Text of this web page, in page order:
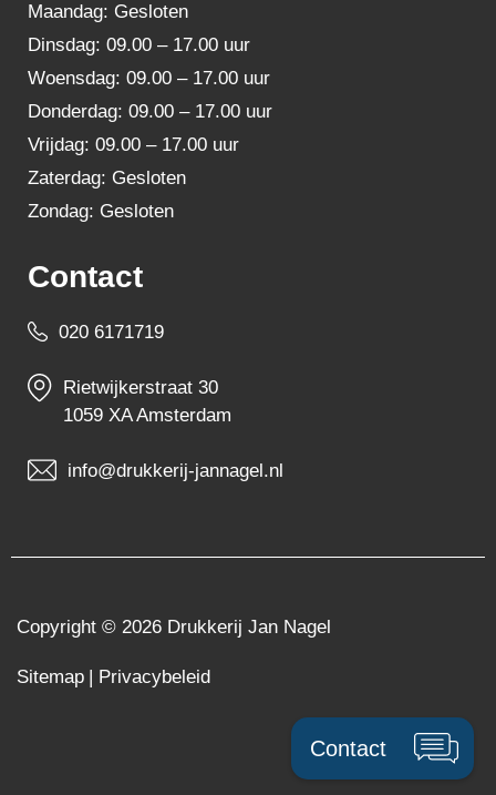
Contact
Maandag: Gesloten
Dinsdag: 09.00 – 17.00 uur
Woensdag: 09.00 – 17.00 uur
Donderdag: 09.00 – 17.00 uur
Vrijdag: 09.00 – 17.00 uur
Zaterdag: Gesloten
Zondag: Gesloten
Contact
020 6171719
Rietwijkerstraat 30
1059 XA Amsterdam
info@drukkerij-jannagel.nl
Copyright © 2026 Drukkerij Jan Nagel
Sitemap | Privacybeleid